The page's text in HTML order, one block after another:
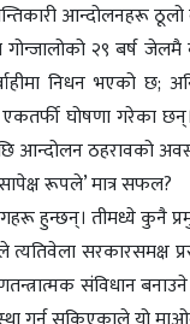
आन्दोलनहरू
गोन्जालोको २९ बर्ष
निधन भएको छ;
एकतर्फी घोषणा
आन्दोलन ठहरावको
रूपले’ मात्र सफल?
हुन्छन्। तीमध्ये
त्यतिवेला सरकारसमक्ष
संविधान